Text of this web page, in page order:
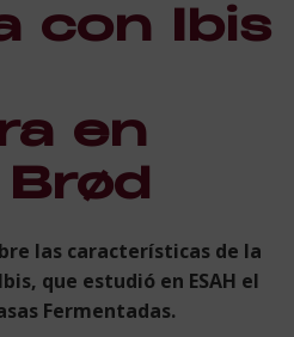
con Ibis
en
Brød
las características de la
que estudió en ESAH el
Fermentadas.